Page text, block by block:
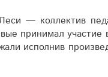
— коллектив
принимал участие
исполнив